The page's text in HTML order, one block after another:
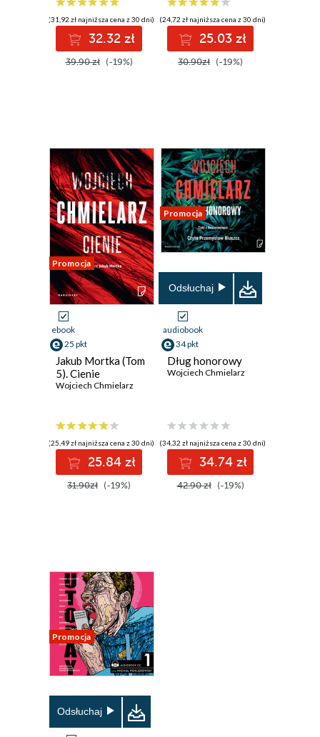
(31,92 zł najniższa cena z 30 dni)
32.32 zł
39.90 zł (-19%)
(24,72 zł najniższa cena z 30 dni)
25.03 zł
30.90zł (-19%)
Promocja
ebook
25 pkt
Jakub Mortka (Tom
5). Cienie
Wojciech Chmielarz
(25,49 zł najniższa cena z 30 dni)
25.84 zł
31.90zł (-19%)
Promocja
Odsłuchaj
audiobook
34 pkt
Dług honorowy
Wojciech Chmielarz
(34,32 zł najniższa cena z 30 dni)
34.74 zł
42.90 zł (-19%)
Promocja
Odsłuchaj